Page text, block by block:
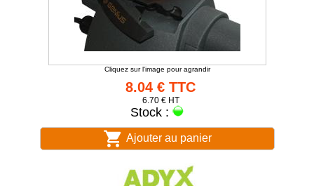
Cliquez sur l'image pour agrandir
8.04 € TTC
6.70 € HT
Stock :
Ajouter au panier